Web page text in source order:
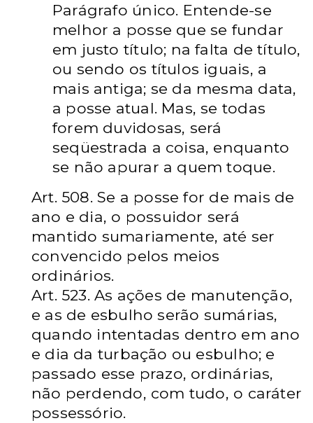
Parágrafo único. Entende-se
melhor a posse que se fundar
em justo título; na falta de título,
ou sendo os títulos iguais, a
mais antiga; se da mesma data,
a posse atual. Mas, se todas
forem duvidosas, será
seqüestrada a coisa, enquanto
se não apurar a quem toque.
Art. 508. Se a posse for de mais de
ano e dia, o possuidor será
mantido sumariamente, até ser
convencido pelos meios
ordinários.
Art. 523. As ações de manutenção,
e as de esbulho serão sumárias,
quando intentadas dentro em ano
e dia da turbação ou esbulho; e
passado esse prazo, ordinárias,
não perdendo, com tudo, o caráter
possessório.